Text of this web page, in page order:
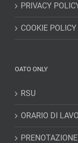
PRIVACY
COOKIE
OATO ONLY
RSU
ORARIO DI